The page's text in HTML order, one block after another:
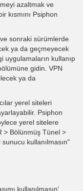
azaltmak ve
kısmını Psiphon
ve sonraki sürümlerde
ya da geçmeyecek
uygulamaların kullanıp
gidin. VPN
ya da
yerel siteleri
Psiphon
yerel sitelere
> Bölünmüş Tünel >
kullanılmasın"
kullanılmasın'